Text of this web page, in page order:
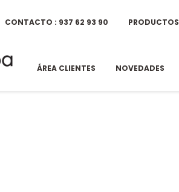
CONTACTO : 937 62 93 90 PRODUCTOS
ÁREA CLIENTES NOVEDADES